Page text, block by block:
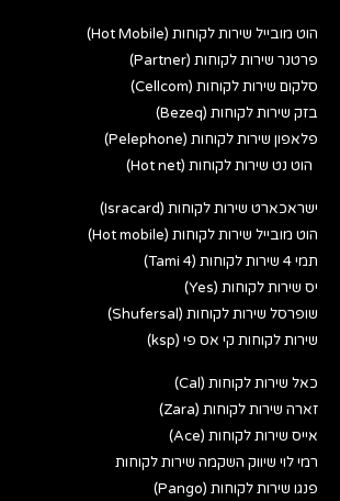
הוט מובייל שירות לקוחות (Hot Mobile)
פרטנר שירות לקוחות (Partner)
סלקום שירות לקוחות (Cellcom)
בזק שירות לקוחות (Bezeq)
פלאפון שירות לקוחות (Pelephone)
הוט נט שירות לקוחות (Hot net)
ישראכארט שירות לקוחות (Isracard)
הוט מובייל שירות לקוחות (Hot mobile)
תמי 4 שירות לקוחות (Tami 4)
יס שירות לקוחות (Yes)
שופרסל שירות לקוחות (Shufersal)
שירות לקוחות קי אס פי (ksp)
כאל שירות לקוחות (Cal)
זארה שירות לקוחות (Zara)
אייס שירות לקוחות (Ace)
רמי לוי שיווק השקמה שירות לקוחות
פנגו שירות לקוחות (Pango)